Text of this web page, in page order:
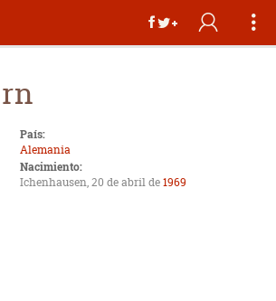
País:
Alemania
Nacimiento:
Ichenhausen, 20 de abril de1969